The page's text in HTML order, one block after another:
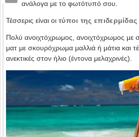
ανάλογα με το φωτότυπό σου.
Τέσσερις είναι οι τύποι της επιδερμίδας
Πολύ ανοιχτόχρωμος, ανοιχτόχρωμος με
ματ με σκουρόχρωμα μαλλιά ή μάτια και
ανεκτικές στον ήλιο (έντονα μελαχρινές).